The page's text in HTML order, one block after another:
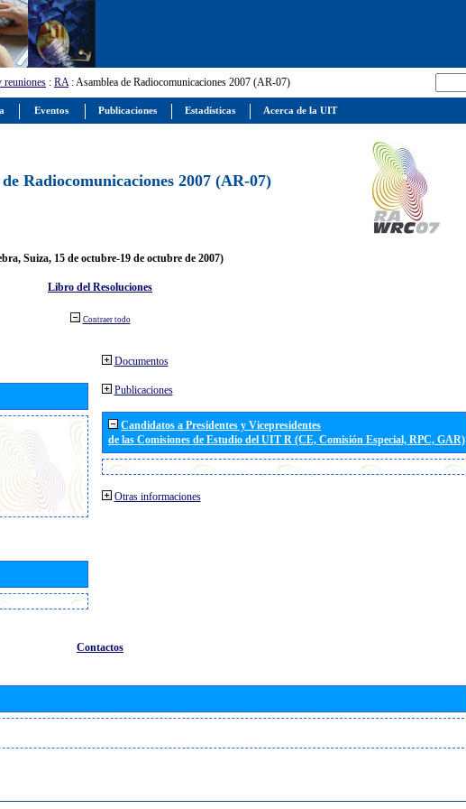
reuniones : RA: Asamblea de Radiocomunicaciones 2007 (AR-07)
Radiocomunicaciones 2007 (AR-07)
Suiza, 15 de octubre-19 de octubre de 2007)
Libro del Resoluciones
Contraer todo
Documentos
Publicaciones
Candidatos a Presidentes y Vicepresidentes
de las Comisiones de Estudio del UIT R (CE, Comisión Especial, RPC, GAR)
Otras informaciones
Contactos
Eventos Publicaciones Estadísticas Acerca de la UIT